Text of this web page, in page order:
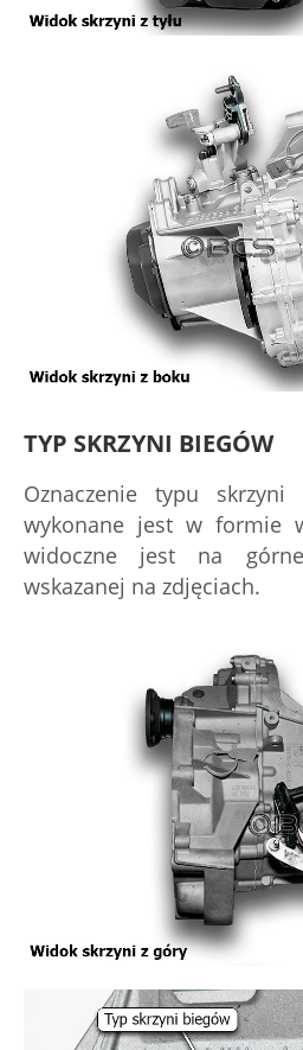
TYP SKRZYNI BIEGÓW
Oznaczenie typu
wykonane jest w formie
widoczne jest na
wskazanej na zdjęciach.